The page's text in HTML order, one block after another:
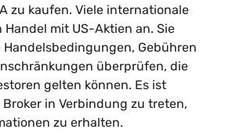
zu kaufen. Viele internationale
Handel mit US-Aktien an. Sie
Gebühren
überprüfen, die
gelten können. Es ist
in Verbindung zu treten,
zu erhalten.